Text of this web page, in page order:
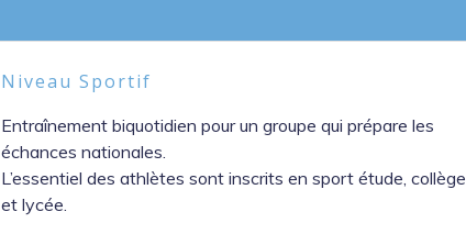
Niveau Sportif
Entraînement biquotidien pour un groupe qui prépare les
échances nationales.
L’essentiel des athlètes sont inscrits en sport étude, collège
et lycée.